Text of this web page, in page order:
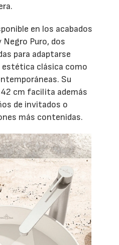
en los acabados
Negro Puro, dos
para adaptarse
clásica como
Su
cm facilita además
de invitados o
más contenidas.